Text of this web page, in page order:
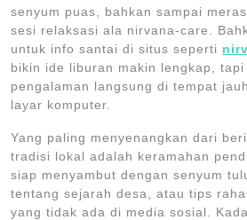
senyum puas, bahkan sampai
sesi relaksasi ala nirvana-care.
untuk info santai di situs seperti
bikin ide liburan makin lengkap, tapi
pengalaman langsung di tempat
layar komputer.
Yang paling menyenangkan dari
tradisi lokal adalah keramahan
siap menyambut dengan senyum
tentang sejarah desa, atau tips
yang tidak ada di media sosial.